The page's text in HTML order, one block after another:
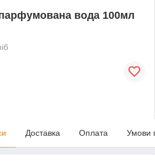
вода 100мл
Доставка Оплата Умови